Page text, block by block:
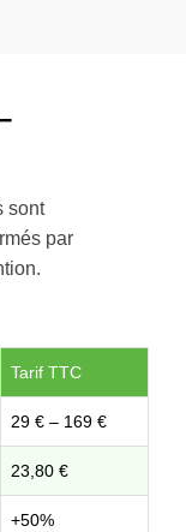
sont
par
Tarif TTC
29 € – 169 €
23,80 €
+50%